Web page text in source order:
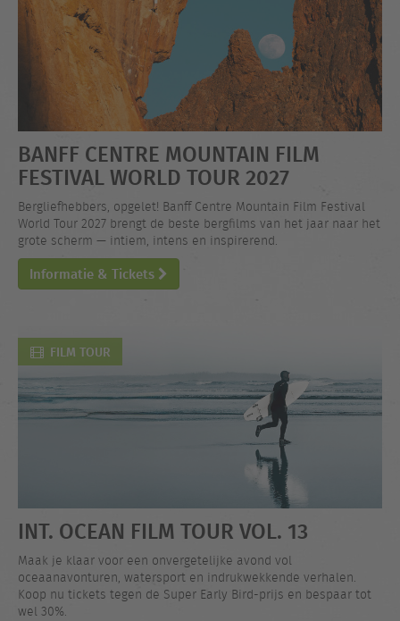
BANFF CENTRE MOUNTAIN FILM
FESTIVAL WORLD TOUR 2027
Bergliefhebbers, opgelet! Banff Centre Mountain Film Festival
World Tour 2027 brengt de beste bergfilms van het jaar naar het
grote scherm — intiem, intens en inspirerend.
Informatie & Tickets
FILM TOUR
INT. OCEAN FILM TOUR VOL. 13
Maak je klaar voor een onvergetelijke avond vol
oceaanavonturen, watersport en indrukwekkende verhalen.
Koop nu tickets tegen de Super Early Bird-prijs en bespaar tot
wel 30%.